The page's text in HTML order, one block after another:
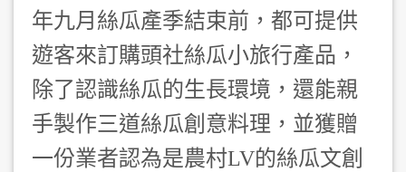
年九月絲瓜產季結束前，都可提供
遊客來訂購頭社絲瓜小旅行產品，
除了認識絲瓜的生長環境，還能親
手製作三道絲瓜創意料理，並獲贈
一份業者認為是農村LV的絲瓜文創